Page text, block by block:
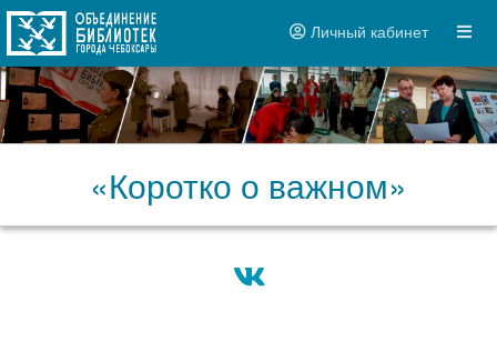
Личный кабинет
«Коротко о важном»